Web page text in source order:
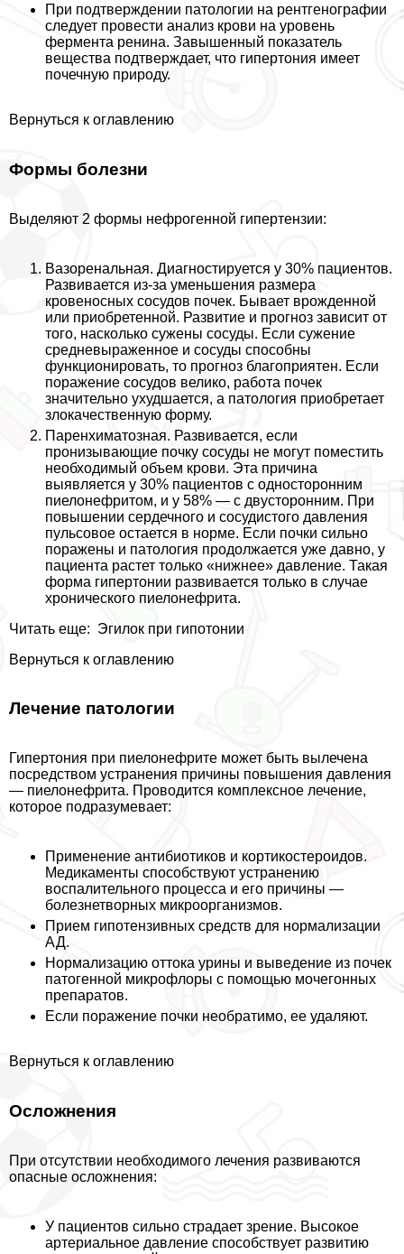
При подтверждении патологии на рентгенографии
следует провести анализ крови на уровень
фермента ренина. Завышенный показатель
вещества подтверждает, что гипертония имеет
почечную природу.
Вернуться к оглавлению
Формы болезни
Выделяют 2 формы нефрогенной гипертензии:
Вазоренальная. Диагностируется у 30% пациентов.
Развивается из-за уменьшения размера
кровеносных сосудов почек. Бывает врожденной
или приобретенной. Развитие и прогноз зависит от
того, насколько сужены сосуды. Если сужение
средневыраженное и сосуды способны
функционировать, то прогноз благоприятен. Если
поражение сосудов велико, работа почек
значительно ухудшается, а патология приобретает
злокачественную форму.
Паренхиматозная. Развивается, если
пронизывающие почку сосуды не могут поместить
необходимый объем крови. Эта причина
выявляется у 30% пациентов с односторонним
пиелонефритом, и у 58% ― с двусторонним. При
повышении сердечного и сосудистого давления
пульсовое остается в норме. Если почки сильно
поражены и патология продолжается уже давно, у
пациента растет только «нижнее» давление. Такая
форма гипертонии развивается только в случае
хронического пиелонефрита.
Читать еще: Эгилок при гипотонии
Вернуться к оглавлению
Лечение патологии
Гипертония при пиелонефрите может быть вылечена
посредством устранения причины повышения давления
― пиелонефрита. Проводится комплексное лечение,
которое подразумевает:
Применение антибиотиков и кортикостероидов.
Медикаменты способствуют устранению
воспалительного процесса и его причины ―
болезнетворных микроорганизмов.
Прием гипотензивных средств для нормализации
АД.
Нормализацию оттока урины и выведение из почек
патогенной микрофлоры с помощью мочегонных
препаратов.
Если поражение почки необратимо, ее удаляют.
Вернуться к оглавлению
Осложнения
При отсутствии необходимого лечения развиваются
опасные осложнения:
У пациентов сильно страдает зрение. Высокое
артериальное давление способствует развитию